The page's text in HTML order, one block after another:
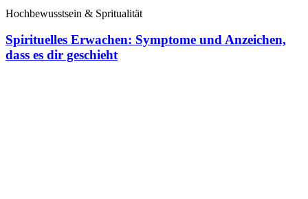
Hochbewusstsein & Spritualität
Spirituelles Erwachen: Symptome und Anzeichen,
dass es dir geschieht